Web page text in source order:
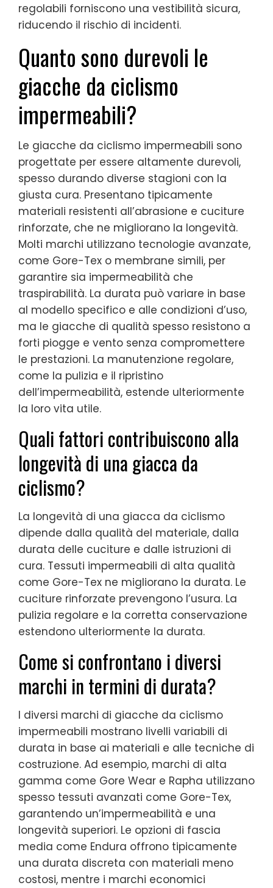
regolabili forniscono una vestibilità sicura,
riducendo il rischio di incidenti.
Quanto sono durevoli le
giacche da ciclismo
impermeabili?
Le giacche da ciclismo impermeabili sono
progettate per essere altamente durevoli,
spesso durando diverse stagioni con la
giusta cura. Presentano tipicamente
materiali resistenti all’abrasione e cuciture
rinforzate, che ne migliorano la longevità.
Molti marchi utilizzano tecnologie avanzate,
come Gore-Tex o membrane simili, per
garantire sia impermeabilità che
traspirabilità. La durata può variare in base
al modello specifico e alle condizioni d’uso,
ma le giacche di qualità spesso resistono a
forti piogge e vento senza compromettere
le prestazioni. La manutenzione regolare,
come la pulizia e il ripristino
dell’impermeabilità, estende ulteriormente
la loro vita utile.
Quali fattori contribuiscono alla
longevità di una giacca da
ciclismo?
La longevità di una giacca da ciclismo
dipende dalla qualità del materiale, dalla
durata delle cuciture e dalle istruzioni di
cura. Tessuti impermeabili di alta qualità
come Gore-Tex ne migliorano la durata. Le
cuciture rinforzate prevengono l’usura. La
pulizia regolare e la corretta conservazione
estendono ulteriormente la durata.
Come si confrontano i diversi
marchi in termini di durata?
I diversi marchi di giacche da ciclismo
impermeabili mostrano livelli variabili di
durata in base ai materiali e alle tecniche di
costruzione. Ad esempio, marchi di alta
gamma come Gore Wear e Rapha utilizzano
spesso tessuti avanzati come Gore-Tex,
garantendo un’impermeabilità e una
longevità superiori. Le opzioni di fascia
media come Endura offrono tipicamente
una durata discreta con materiali meno
costosi, mentre i marchi economici